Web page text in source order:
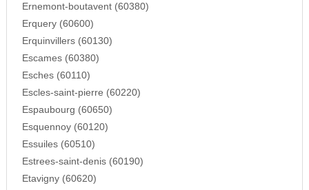
Ernemont-boutavent (60380)
Erquery (60600)
Erquinvillers (60130)
Escames (60380)
Esches (60110)
Escles-saint-pierre (60220)
Espaubourg (60650)
Esquennoy (60120)
Essuiles (60510)
Estrees-saint-denis (60190)
Etavigny (60620)